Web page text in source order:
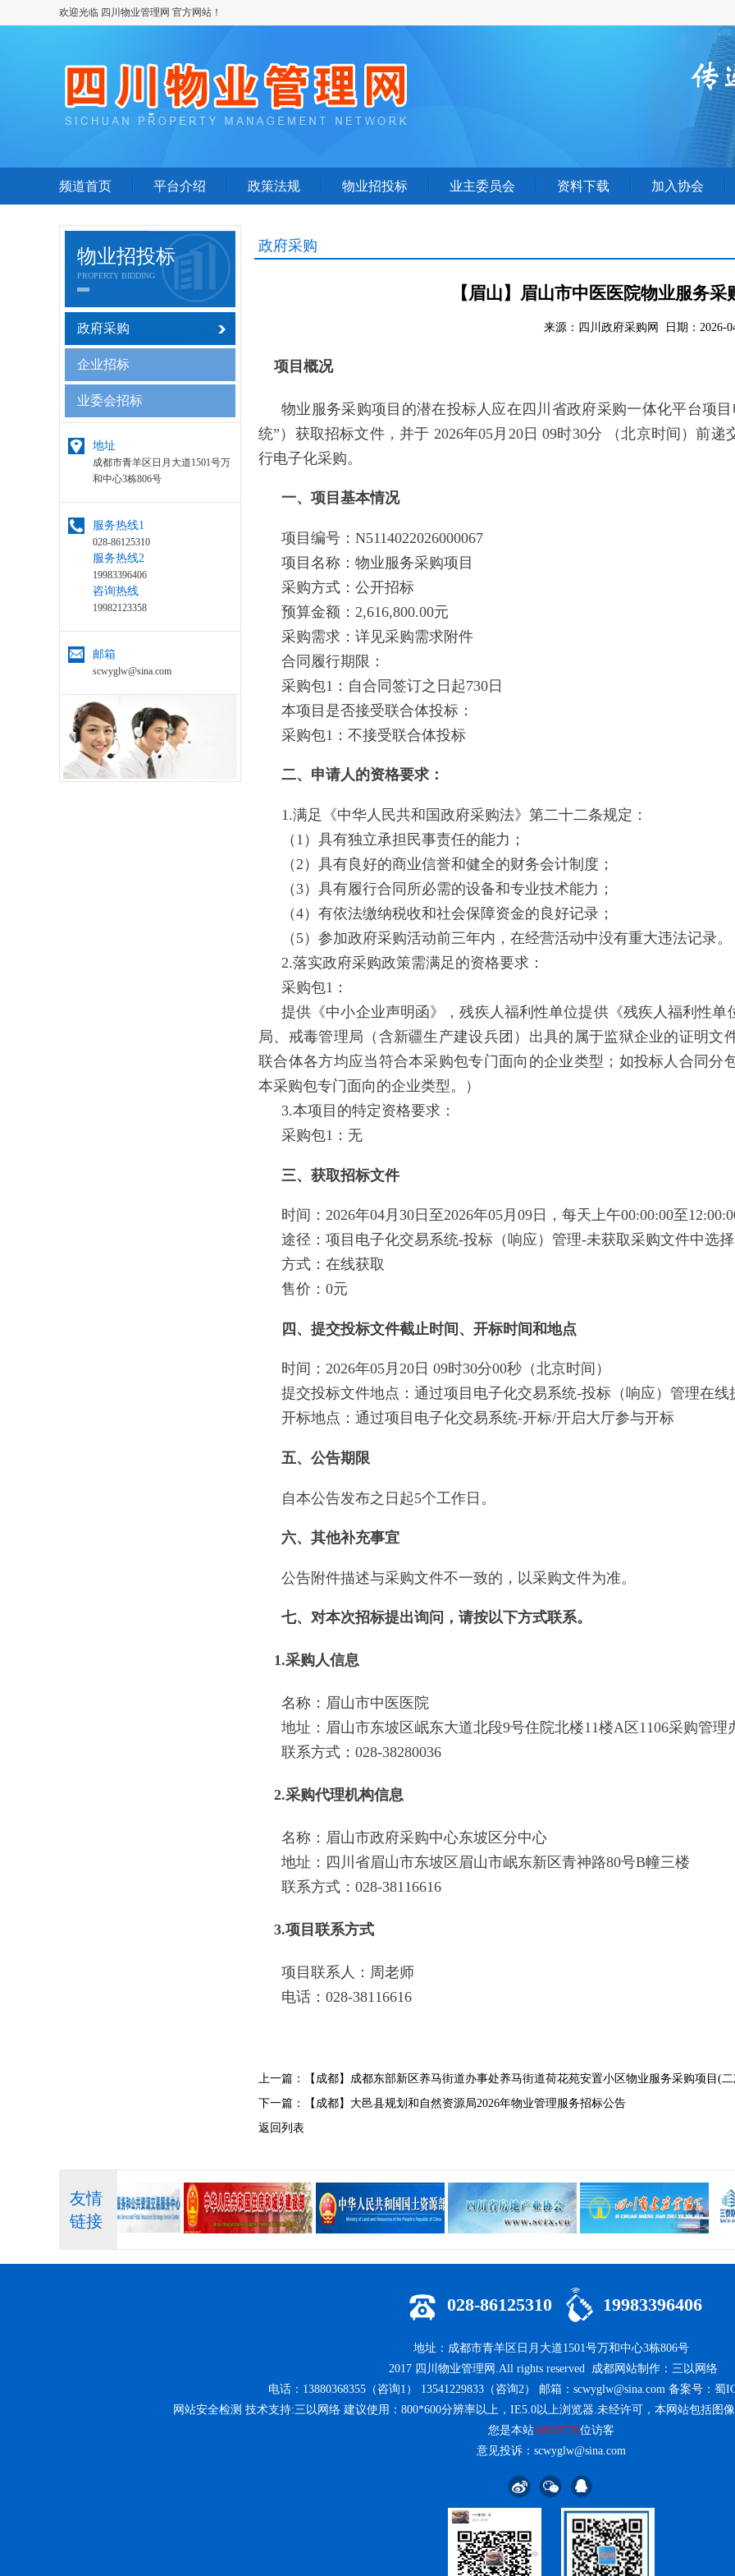
欢迎光临 四川物业管理网 官方网站！
频道首页 平台介绍 政策法规 物业招投标 业主委员会 资料下载 加入协会
物业招投标
PROPERTY BIDDING
政府采购
企业招标
业委会招标
地址
成都市青羊区日月大道1501号万
和中心3栋806号
服务热线1
028-86125310
服务热线2
19983396406
咨询热线
19982123358
邮箱
scwyglw@sina.com
政府采购
【眉山】眉山市中医医院物业服务
来源：四川政府采购网 日期：2026-
项目概况
物业服务采购项目的潜在投标人应在四川省政府采购一体化平台项
统”）获取招标文件，并于 2026年05月20日 09时30分 （北京时间）前
行电子化采购。
一、项目基本情况
项目编号：N5114022026000067
项目名称：物业服务采购项目
采购方式：公开招标
预算金额：2,616,800.00元
采购需求：详见采购需求附件
合同履行期限：
采购包1：自合同签订之日起730日
本项目是否接受联合体投标：
采购包1：不接受联合体投标
二、申请人的资格要求：
1.满足《中华人民共和国政府采购法》第二十二条规定：
（1）具有独立承担民事责任的能力；
（2）具有良好的商业信誉和健全的财务会计制度；
（3）具有履行合同所必需的设备和专业技术能力；
（4）有依法缴纳税收和社会保障资金的良好记录；
（5）参加政府采购活动前三年内，在经营活动中没有重大违法记录。
2.落实政府采购政策需满足的资格要求：
采购包1：
提供《中小企业声明函》，残疾人福利性单位提供《残疾人福利性
局、戒毒管理局（含新疆生产建设兵团）出具的属于监狱企业的证明文
联合体各方均应当符合本采购包专门面向的企业类型；如投标人合同分
本采购包专门面向的企业类型。）
3.本项目的特定资格要求：
采购包1：无
三、获取招标文件
时间：2026年04月30日至2026年05月09日，每天上午00:00:00至
途径：项目电子化交易系统-投标（响应）管理-未获取采购文件中选
方式：在线获取
售价：0元
四、提交投标文件截止时间、开标时间和地点
时间：2026年05月20日 09时30分00秒（北京时间）
提交投标文件地点：通过项目电子化交易系统-投标（响应）管理在线
开标地点：通过项目电子化交易系统-开标/开启大厅参与开标
五、公告期限
自本公告发布之日起5个工作日。
六、其他补充事宜
公告附件描述与采购文件不一致的，以采购文件为准。
七、对本次招标提出询问，请按以下方式联系。
1.采购人信息
名称：眉山市中医医院
地址：眉山市东坡区岷东大道北段9号住院北楼11楼A区1106采购管理
联系方式：028-38280036
2.采购代理机构信息
名称：眉山市政府采购中心东坡区分中心
地址：四川省眉山市东坡区眉山市岷东新区青神路80号B幢三楼
联系方式：028-38116616
3.项目联系方式
项目联系人：周老师
电话：028-38116616
上一篇：
【成都】成都东部新区养马街道办事处养马街道荷花苑安置小区物业服务采购项目(
下一篇：
【成都】大邑县规划和自然资源局2026年物业管理服务招标公告
返回列表
友情
链接
028-86125310 19983396406
地址：成都市青羊区日月大道1501号万和中心3栋806号
2017 四川物业管理网 .All rights reserved 成都网站制作： 三以网络
电话：13880368355（咨询1） 13541229833（咨询2） 邮箱：scwyglw@sina.com 备案号：蜀
网站安全检测 技术支持:三以网络 建议使用：800*600分辨率以上，IE5.0以上浏览器.未经许可，本网站包括图
您是本站34818726位访客
意见投诉：scwyglw@sina.com